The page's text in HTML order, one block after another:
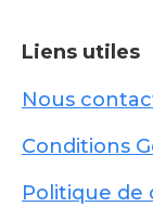
Liens utiles
Nous
Conditions
Politique de